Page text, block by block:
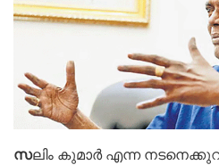
സലിം കുമാർ എന്ന